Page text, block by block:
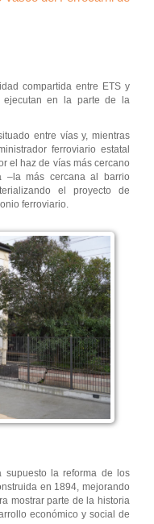
compartida entre ETS y
en la parte de la
entre vías y, mientras
ferroviario estatal
el haz de vías más cercano
–la más cercana al barrio
el proyecto de
ferroviario.
supuesto la reforma de los
en 1894, mejorando
mostrar parte de la historia
económico y social de